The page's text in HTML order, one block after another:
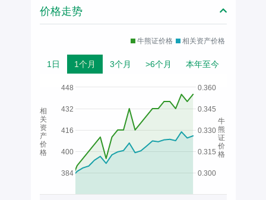
价格走势
牛熊证价格 相关资产价格
1日 1个月 3个月 >6个月 本年至今
400
384
416
432
448
0.300
0.315
0.330
0.345
0.360
相
关
资
产
价
格
牛
熊
证
价
格